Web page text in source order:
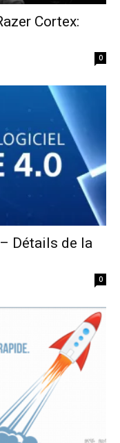
Cortex:
0
Détails de la
0